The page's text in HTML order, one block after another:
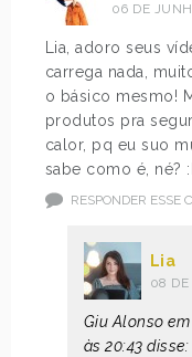
06 DE
Lia, adoro seus
carrega nada,
o básico mesmo!
produtos pra
calor, pq eu suo
sabe como é, né?
RESPONDER ESSE
Lia
08
Giu Alonso
às 20:43 disse: